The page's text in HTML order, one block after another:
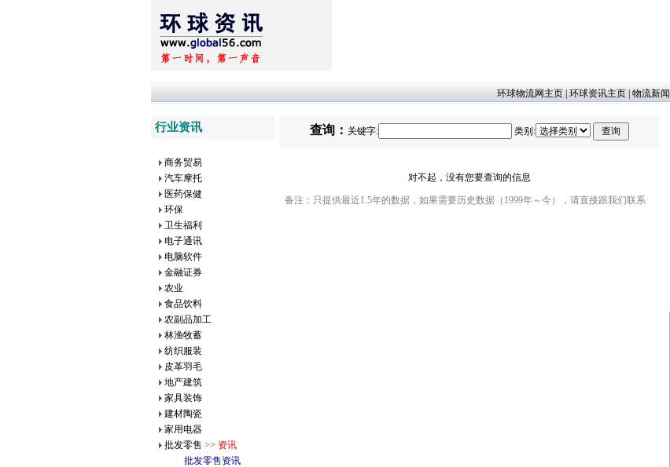
环球物流网主页 环球资讯主页 物流新闻
行业资讯
商务贸易
汽车摩托
医药保健
环保
卫生福利
电子通讯
电脑软件
金融证券
农业
食品饮料
农副品加工
林渔牧蓄
纺织服装
皮革羽毛
地产建筑
家具装饰
建材陶瓷
家用电器
批发零售 >> 资讯
批发零售资讯
查询： 关键字: 类别:
对不起，没有您要查询的信息
备注：只提供最近1.5年的数据，如果需要历史数据（1999年～今），请直接跟我们联系